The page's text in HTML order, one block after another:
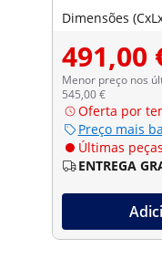
Dimensões
491,00
Menor preço nos
545,00 €
Oferta por
Preço mais
Últimas
ENTREGA